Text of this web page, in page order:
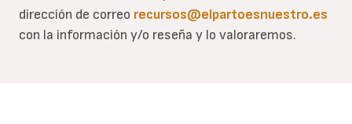
dirección de correo recursos@elpartoesnuestro.es
con la información y/o reseña y lo valoraremos.